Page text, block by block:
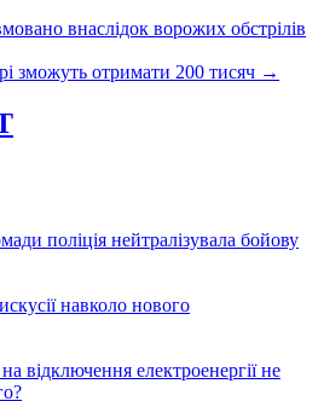
внаслідок ворожих обстрілів
зможуть отримати 200 тисяч →
поліція нейтралізувала бойову
навколо нового
відключення електроенергії не